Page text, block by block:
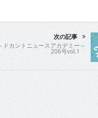
次の記事
ドカントニュースアカデミー～
206号vol.1